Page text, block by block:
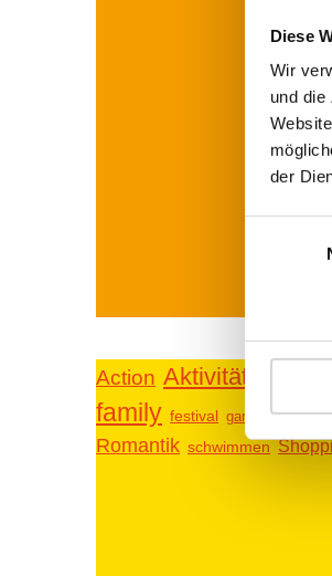
Diese
Wir
und die
der
Action Aktivitäten
family festival ganz privat
Romantik schwimmen